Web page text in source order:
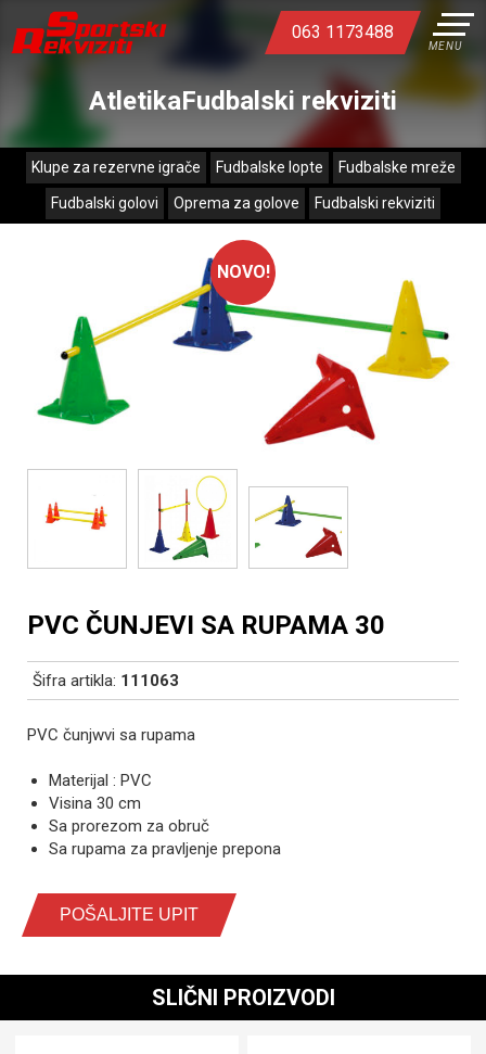
MENU
063 1173488
AtletikaFudbalski rekviziti
Klupe za rezervne igrače Fudbalske lopte Fudbalske mreže
Fudbalski golovi Oprema za golove Fudbalski rekviziti
NOVO!
PVC ČUNJEVI SA RUPAMA 30
Šifra artikla: 111063
PVC čunjwvi sa rupama
Materijal : PVC
Visina 30 cm
Sa prorezom za obruč
Sa rupama za pravljenje prepona
POŠALJITE UPIT
SLIČNI PROIZVODI